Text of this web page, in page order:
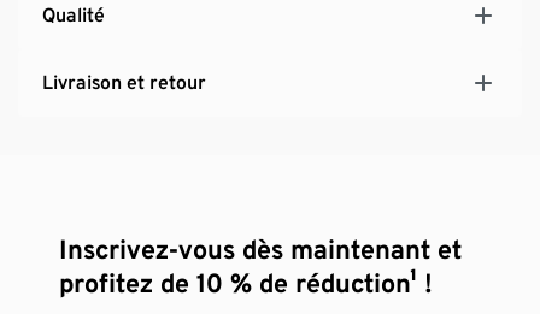
Qualité
Livraison et retour
Inscrivez-vous dès maintenant et
profitez de 10 % de réduction¹ !